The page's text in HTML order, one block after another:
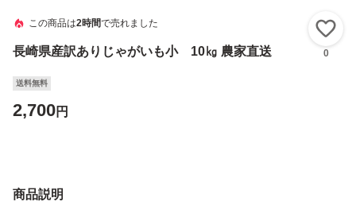
この商品は2時間で売れました
長崎県産訳ありじゃがいも小 10㎏ 農家直送 0
送料無料
2,700円
商品説明